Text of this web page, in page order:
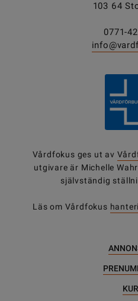
103 64
0771-
Vårdfokus ges ut av
utgivare är Michelle
självständig
Läs om Vårdfokus